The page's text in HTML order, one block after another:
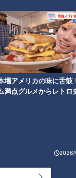
場アメリカの味に舌鼓
満点グルメからレトロ
2026/